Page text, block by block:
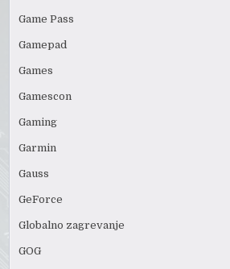
Game Pass
Gamepad
Games
Gamescon
Gaming
Garmin
Gauss
GeForce
Globalno zagrevanje
GOG